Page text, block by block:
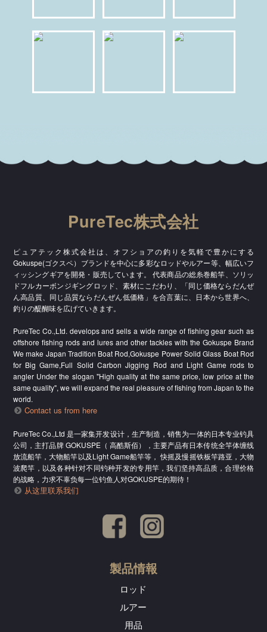
PureTec株式会社
ピュアテック株式会社は、オフショアの釣りを気軽で豊かにする
Gokuspe(ゴクスペ）ブランドを中心に多彩なロッドやルアー等、幅広いフ
ィッシングギアを開発・販売しています。 代表商品の総糸巻船竿、ソリッ
ドフルカーボンジギングロッド、素材にこだわり、「同じ価格ならだんぜ
ん高品質、同じ品質ならだんぜん低価格」を合言葉に、日本から世界へ、
釣りの醍醐味を広げていきます。
PureTec Co.,Ltd. develops and sells a wide range of fishing gear such as
offshore fishing rods and lures and other tackles with the Gokuspe Brand
We make Japan Tradition Boat Rod,Gokuspe Power Solid Glass Boat Rod
for Big Game,Full Solid Carbon Jigging Rod and Light Game rods to
angler Under the slogan "High quality at the same price, low price at the
same quality", we will expand the real pleasure of fishing from Japan to the
world.
Contact us from here
PureTec Co.,Ltd 是一家集开发设计，生产制造，销售为一体的日本专业钓具
公司，主打品牌 GOKUSPE（ 高酷斯佰），主要产品有日本传统全竿体缠线
放流船竿，大物船竿以及Light Game船竿等， 快摇及慢摇铁板竿路亚，大物
波爬竿，以及各种针对不同钓种开发的专用竿，我们坚持高品质，合理价格
的战略，力求不辜负每一位钓鱼人对GOKUSPE的期待！
从这里联系我们
製品情報
ロッド
ルアー
用品